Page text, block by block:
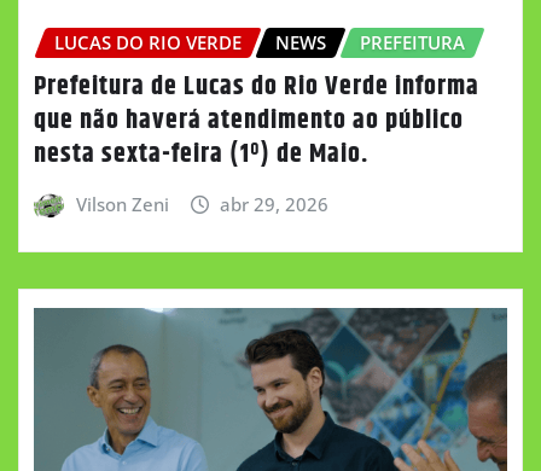
LUCAS DO RIO VERDE NEWS PREFEITURA
Prefeitura de Lucas do Rio Verde informa
que não haverá atendimento ao público
nesta sexta-feira (1º) de Maio.
Vilson Zeni abr 29, 2026